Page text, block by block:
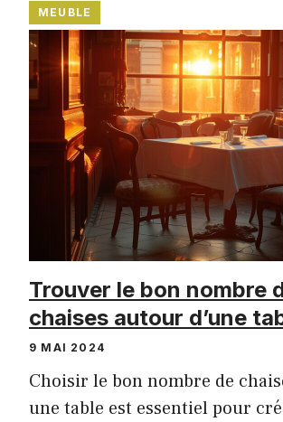
MEUBLE
Trouver le bon nombre
chaises autour d’une
9 MAI 2024
Choisir le bon nombre de
une table est essentiel pour